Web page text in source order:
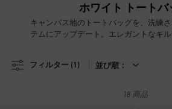
ホワイト トートバ
キャンバス地のトートバッグを、洗練
テムにアップデート。エレガントなキ
加えます。必需品はもちろん、それ以
りとした構造の大きめのトート。シン
フィルター (1) 並び順：
18 商品